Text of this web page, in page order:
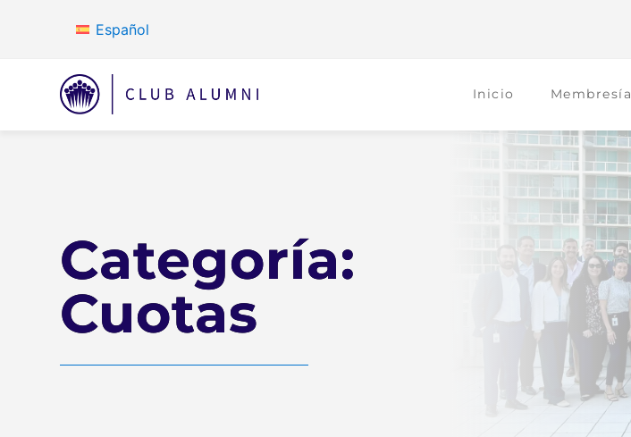
Español
Inicio Membresía
Categoría:
Cuotas